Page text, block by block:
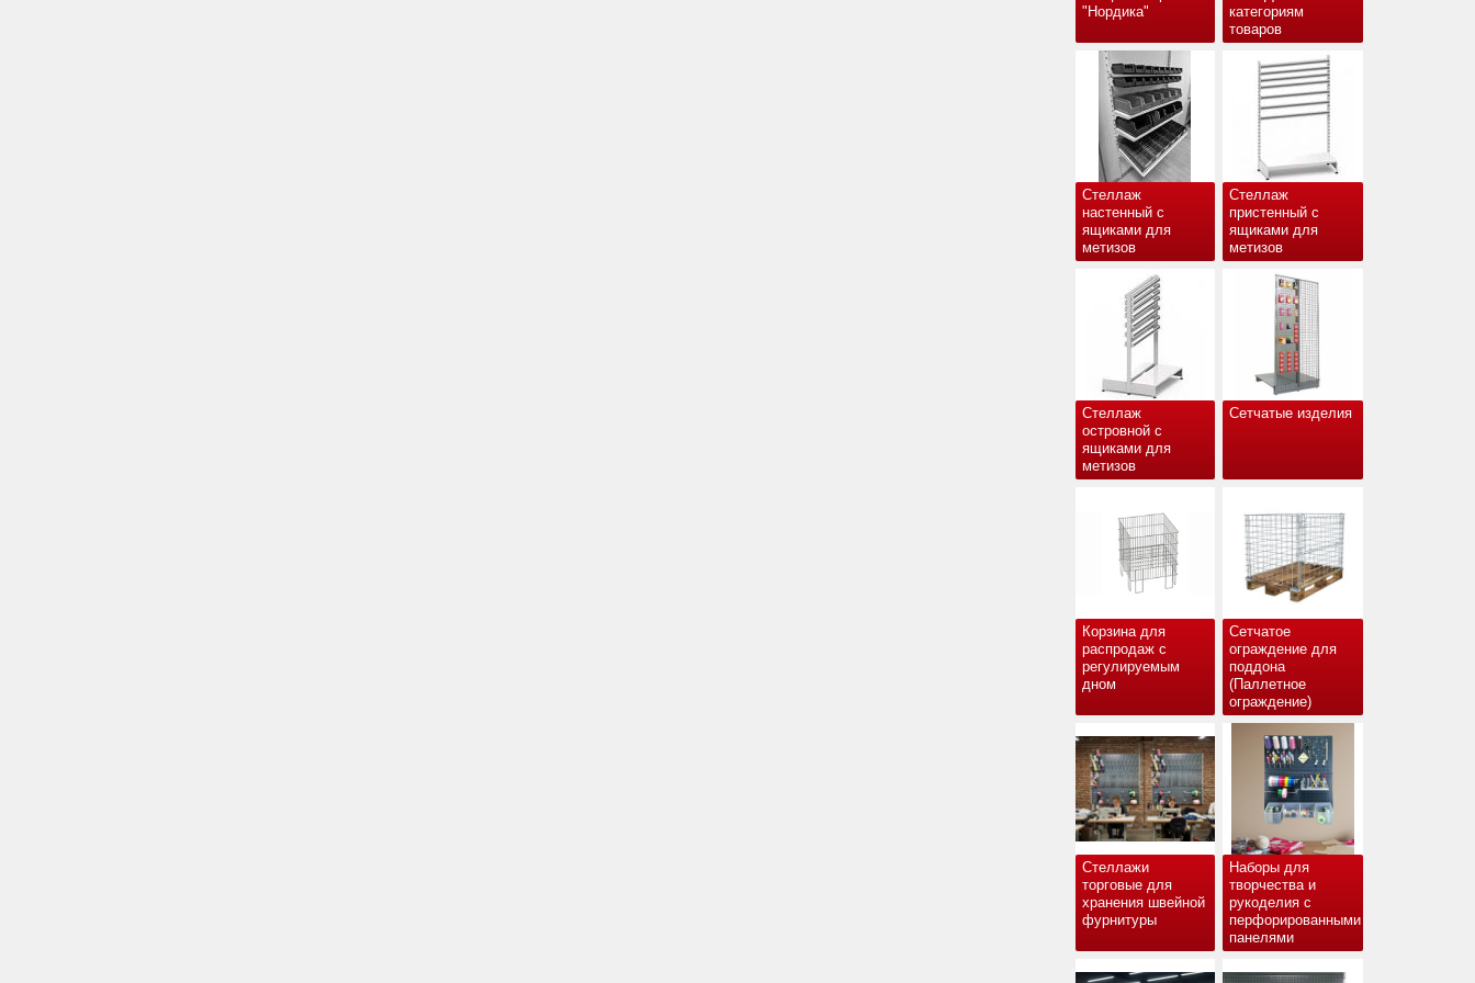
"Нордика"
категориям
товаров
Стеллаж
настенный с
ящиками для
метизов
Стеллаж
пристенный с
ящиками для
метизов
Стеллаж
островной с
ящиками для
метизов
Сетчатые изделия
Корзина для
распродаж с
регулируемым
дном
Сетчатое
ограждение для
поддона
(Паллетное
ограждение)
Стеллажи
торговые для
хранения швейной
фурнитуры
Наборы для
творчества и
рукоделия с
перфорированными
панелями